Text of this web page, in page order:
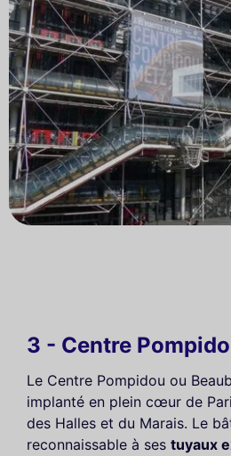
3 - Centre
Le Centre Pompidou ou
implanté en plein cœur de
des Halles et du Marais. Le
reconnaissable à ses tuyaux